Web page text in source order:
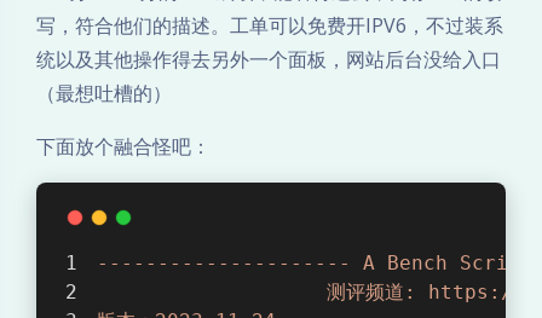
写，符合他们的描述。工单可以免费开IPV6，不过装系
统以及其他操作得去另外一个面板，网站后台没给入口
（最想吐槽的）
下面放个融合怪吧：
--------------------- A Bench
Script
测评频道:
https://